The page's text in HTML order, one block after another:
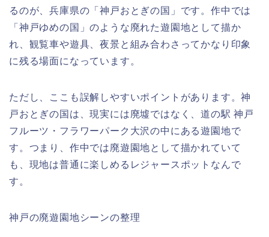
るのが、兵庫県の「神戸おとぎの国」です。作中では
「神戸ゆめの国」のような廃れた遊園地として描か
れ、観覧車や遊具、夜景と組み合わさってかなり印象
に残る場面になっています。
ただし、ここも誤解しやすいポイントがあります。神
戸おとぎの国は、現実には廃墟ではなく、道の駅 神戸
フルーツ・フラワーパーク大沢の中にある遊園地で
す。つまり、作中では廃遊園地として描かれていて
も、現地は普通に楽しめるレジャースポットなんで
す。
神戸の廃遊園地シーンの整理